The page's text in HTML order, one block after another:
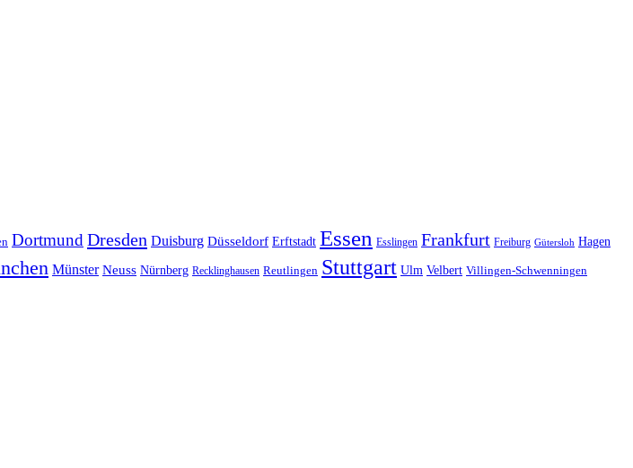
DortmundDresden Duisburg Düsseldorf Erftstadt Essen Esslingen Frankfurt Freiburg Gütersloh Hagen
Münster Neuss Nürnberg Recklinghausen Reutlingen Stuttgart Ulm Velbert Villingen-Schwenningen